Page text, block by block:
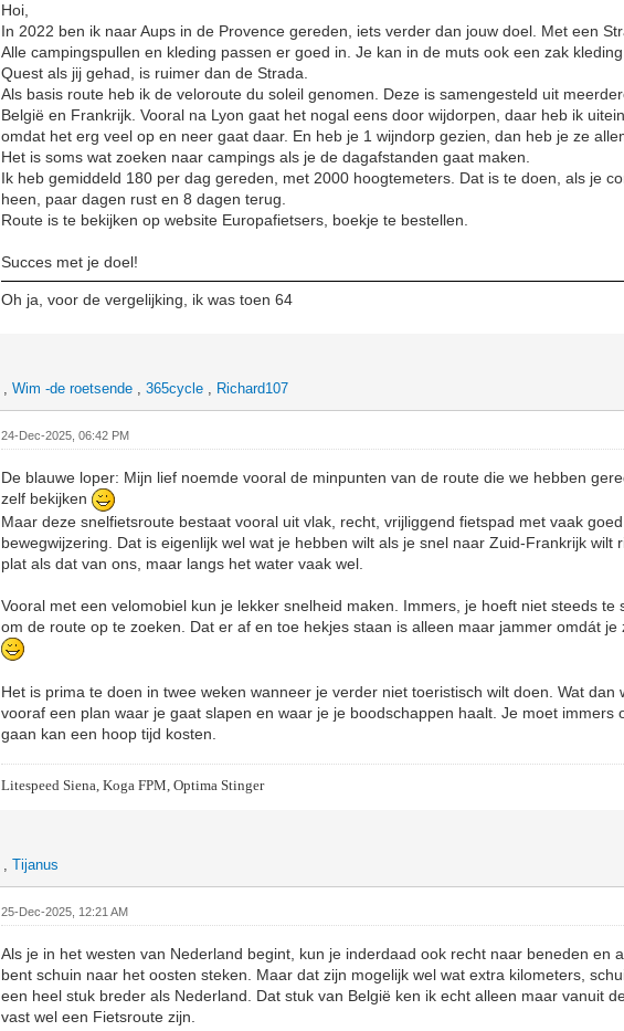
Hoi,
In 2022 ben ik naar Aups in de Provence gereden, iets verder dan jouw doel. Met een
Alle campingspullen en kleding passen er goed in. Je kan in de muts ook een zak
Quest als jij gehad, is ruimer dan de Strada.
Als basis route heb ik de veloroute du soleil genomen. Deze is samengesteld uit
België en Frankrijk. Vooral na Lyon gaat het nogal eens door wijdorpen, daar heb ik
omdat het erg veel op en neer gaat daar. En heb je 1 wijndorp gezien, dan heb je ze
Het is soms wat zoeken naar campings als je de dagafstanden gaat maken.
Ik heb gemiddeld 180 per dag gereden, met 2000 hoogtemeters. Dat is te doen, als je
heen, paar dagen rust en 8 dagen terug.
Route is te bekijken op website Europafietsers, boekje te bestellen.
Succes met je doel!
Oh ja, voor de vergelijking, ik was toen 64
,Wim -de roetsende ,365cycle , Richard107
24-Dec-2025, 06:42 PM
De blauwe loper: Mijn lief noemde vooral de minpunten van de route die we hebben
zelf bekijken
Maar deze snelfietsroute bestaat vooral uit vlak, recht, vrijliggend fietspad met vaak
bewegwijzering. Dat is eigenlijk wel wat je hebben wilt als je snel naar Zuid-Frankrijk wilt
plat als dat van ons, maar langs het water vaak wel.
Vooral met een velomobiel kun je lekker snelheid maken. Immers, je hoeft niet steeds te
om de route op te zoeken. Dat er af en toe hekjes staan is alleen maar jammer omdát je
Het is prima te doen in twee weken wanneer je verder niet toeristisch wilt doen. Wat dan
vooraf een plan waar je gaat slapen en waar je je boodschappen haalt. Je moet immers
gaan kan een hoop tijd kosten.
Litespeed Siena, Koga FPM, Optima Stinger
,Tijanus
25-Dec-2025, 12:21 AM
Als je in het westen van Nederland begint, kun je inderdaad ook recht naar beneden en
bent schuin naar het oosten steken. Maar dat zijn mogelijk wel wat extra kilometers,
een heel stuk breder als Nederland. Dat stuk van België ken ik echt alleen maar vanuit
vast wel een Fietsroute zijn.